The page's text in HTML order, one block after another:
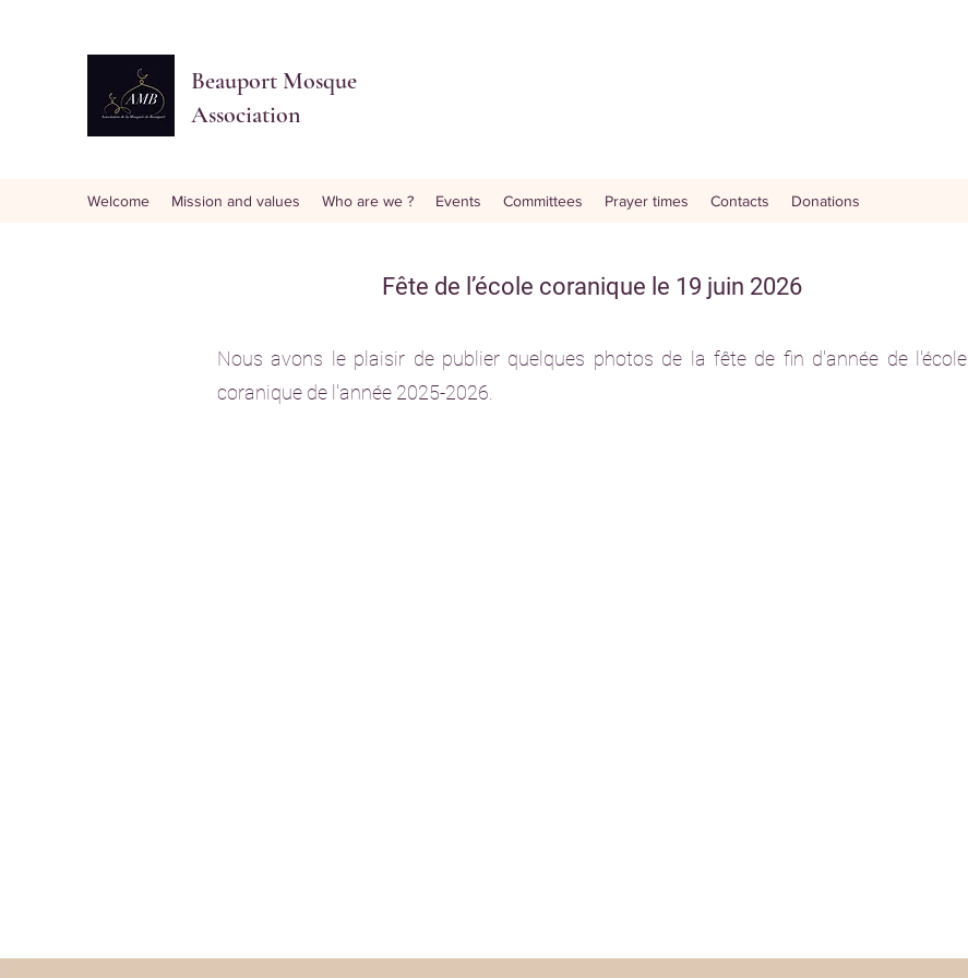
Beauport Mosque
Association
Welcome Mission and values Who are we ? Events Committees Prayer times Contacts Donations
Fête de l’école coranique le 19 juin 2026
​Nous avons le plaisir de publier quelques photos de la fête de fin d'année de l'école
coranique de l'année 2025-2026.